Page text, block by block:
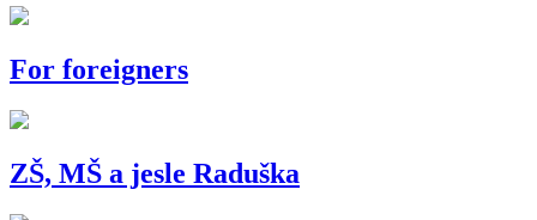
For foreigners
ZŠ, MŠ a jesle Raduška